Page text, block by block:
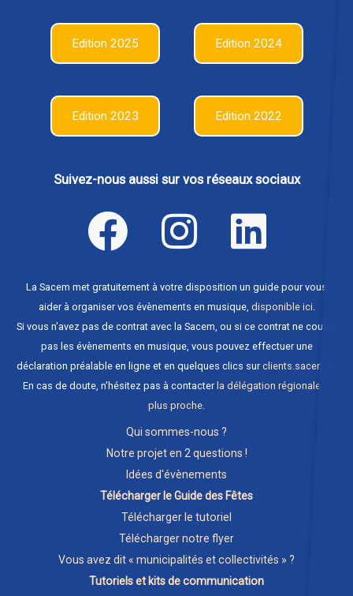
Edition 2025 Edition 2024
Edition 2023 Edition 2022
Suivez-nous aussi sur vos réseaux sociaux
La Sacem met gratuitement à votre disposition un guide pour vous
aider à organiser vos évènements en musique, disponible ici.
Si vous n'avez pas de contrat avec la Sacem, ou si ce contrat ne couvre
pas les évènements en musique, vous pouvez effectuer une
déclaration préalable en ligne et en quelques clics surclients.sacem.fr
En cas de doute, n'hésitez pas à contacterla délégation régionale la
plus proche
Qui sommes-nous ?
Notre projet en 2 questions !
Idées d'évènements
Télécharger le Guide des Fêtes
Télécharger le tutoriel
Télécharger notre flyer
Vous avez dit « municipalités et collectivités » ?
Tutoriels et kits de communication